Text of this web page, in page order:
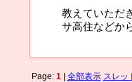
教えていただ
サ高住などか
Page: 1| 全部表示 スレッ